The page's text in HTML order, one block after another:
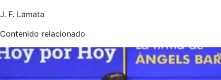
J. F. Lamata
Contenido relacionado